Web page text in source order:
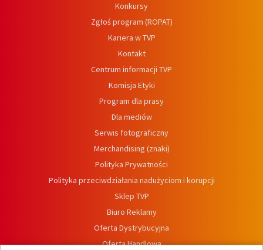
Konkursy
Zgłoś program (ROPAT)
Kariera w TVP
Kontakt
Centrum informacji TVP
Komisja Etyki
Program dla prasy
Dla mediów
Serwis fotograficzny
Merchandising (znaki)
Polityka Prywatności
Polityka przeciwdziałania nadużyciom i korupcji
Sklep TVP
Biuro Reklamy
Oferta Dystrybucyjna
Oferta Handlowa